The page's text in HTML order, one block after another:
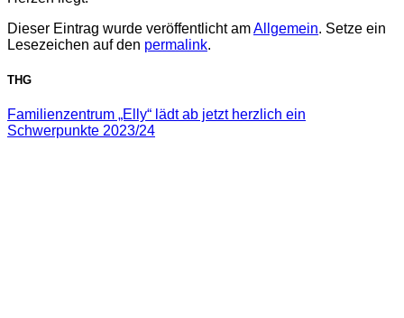
Dieser Eintrag wurde veröffentlicht amAllgemein. Setze ein
Lesezeichen auf den permalink.
THG
Familienzentrum „Elly“ lädt ab jetzt herzlich ein
Schwerpunkte 2023/24